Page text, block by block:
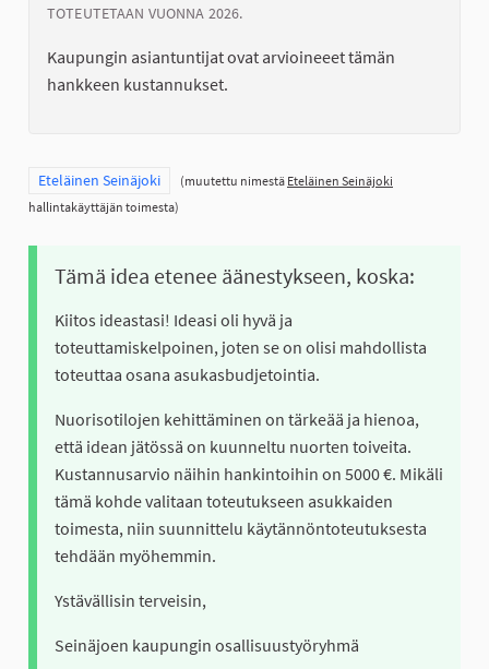
TOTEUTETAAN VUONNA 2026.
Kaupungin asiantuntijat ovat arvioineeet tämän
hankkeen kustannukset.
Rajaa tulokset teeman mukaan: Eteläinen Seinäjoki
Eteläinen Seinäjoki (muutettu nimestä Eteläinen Seinäjoki
hallintakäyttäjän toimesta)
Tämä idea etenee äänestykseen, koska:
Kiitos ideastasi! Ideasi oli hyvä ja
toteuttamiskelpoinen, joten se on olisi mahdollista
toteuttaa osana asukasbudjetointia.
Nuorisotilojen kehittäminen on tärkeää ja hienoa,
että idean jätössä on kuunneltu nuorten toiveita.
Kustannusarvio näihin hankintoihin on 5000 €. Mikäli
tämä kohde valitaan toteutukseen asukkaiden
toimesta, niin suunnittelu käytännöntoteutuksesta
tehdään myöhemmin.
Ystävällisin terveisin,
Seinäjoen kaupungin osallisuustyöryhmä